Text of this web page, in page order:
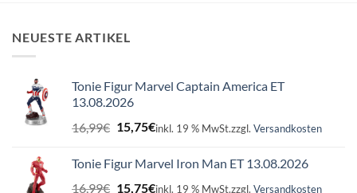
NEUESTE ARTIKEL
Tonie Figur Marvel Captain America ET
13.08.2026
16,99€ Ursprünglicher
Preis
16,99€
15,75€Aktueller
15,75€.
inkl. 19 % MwSt.zzgl. Versandkosten
Tonie Figur Marvel Iron Man ET 13.08.2026
16,99€ Ursprünglicher
15,75€Aktueller
inkl. 19 % MwSt.zzgl. Versandkosten